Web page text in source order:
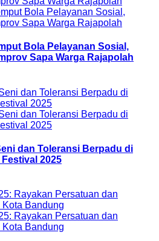
Bola Pelayanan Sosial,
Sapa Warga Rajapolah
dan Toleransi Berpadu di
2025